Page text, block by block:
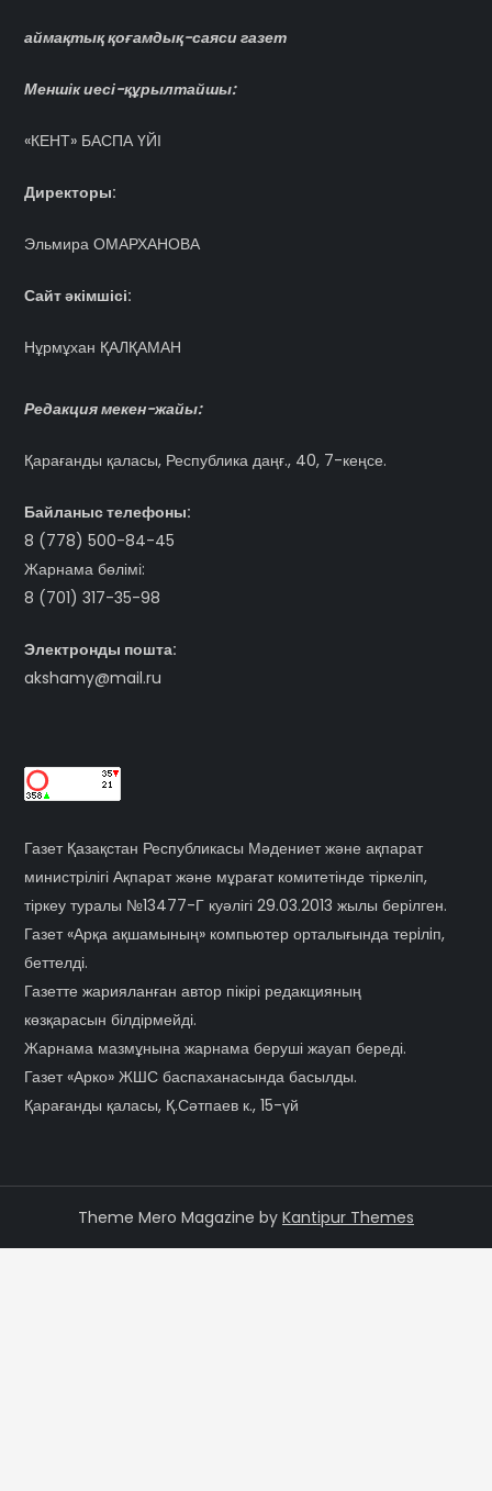
аймақтық қоғамдық-саяси газет
Меншік иесі-құрылтайшы:
«КЕНТ» БАСПА ҮЙІ
Директоры:
Эльмира ОМАРХАНОВА
Сайт әкімшісі:
Нұрмұхан ҚАЛҚАМАН
Редакция мекен-жайы:
Қарағанды қаласы, Республика даңғ., 40, 7-кеңсе.
Байланыс телефоны:
8 (778) 500-84-45
Жарнама бөлімі:
8 (701) 317-35-98
Электронды пошта:
akshamy@mail.ru
Газет Қазақстан Республикасы Мәдениет және ақпарат
министрілігі Ақпарат және мұрағат комитетінде тіркеліп,
тіркеу туралы №13477-Г куәлігі 29.03.2013 жылы берілген.
Газет «Арқа ақшамының» компьютер орталығында терiлiп,
беттелді.
Газетте жарияланған автор пікірі редакцияның
көзқарасын білдірмейді.
Жарнама мазмұнына жарнама беруші жауап береді.
Газет «Арко» ЖШС баспаханасында басылды.
Қарағанды қаласы, Қ.Сәтпаев к., 15-үй
Theme Mero Magazine by Kantipur Themes